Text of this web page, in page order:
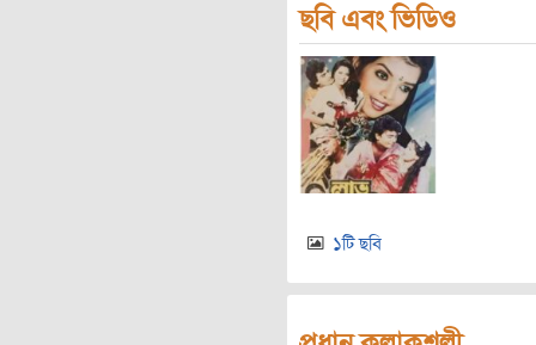
ছবি এবং ভিডিও
১টি ছবি